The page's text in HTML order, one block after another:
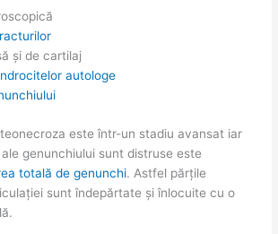
și de cartilaj
autologe
este într-un stadiu avansat iar
genunchiului sunt distruse este
totală de genunchi. Astfel părțile
sunt îndepărtate și înlocuite cu o